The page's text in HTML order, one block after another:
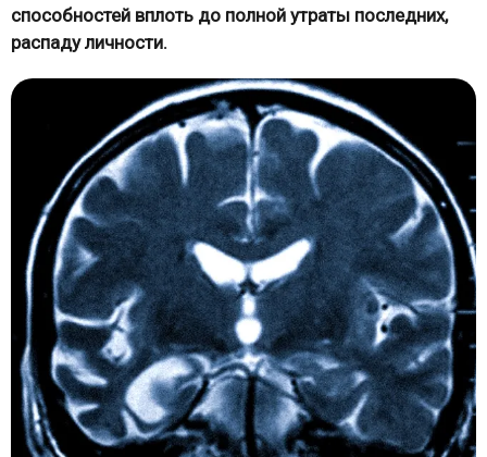
способностей вплоть до полной утраты последних,
распаду личности.